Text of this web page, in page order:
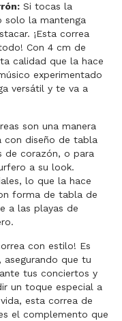
Si tocas la
solo la mantenga
¡Esta correa
Con 4 cm de
calidad que la hace
experimentado
versátil y te va a
son una manera
con diseño de tabla
de corazón, o para
a su look.
lo que la hace
forma de tabla de
a las playas de
con estilo! Es
asegurando que tu
tus conciertos y
un toque especial a
esta correa de
el complemento que